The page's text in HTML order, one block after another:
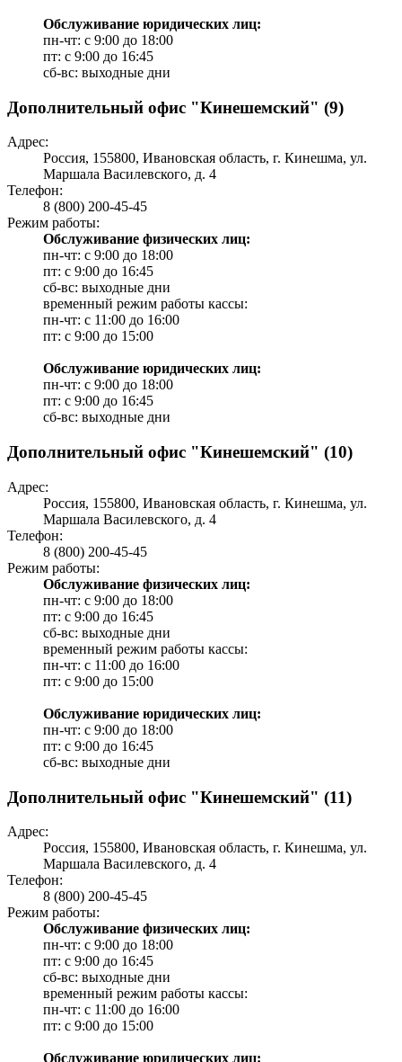
Обслуживание юридических лиц:
пн-чт: с 9:00 до 18:00
пт: с 9:00 до 16:45
сб-вс: выходные дни
Дополнительный офис "Кинешемский" (9)
Адрес:
Россия, 155800, Ивановская область, г. Кинешма, ул.
Маршала Василевского, д. 4
Телефон:
8 (800) 200-45-45
Режим работы:
Обслуживание физических лиц:
пн-чт: с 9:00 до 18:00
пт: с 9:00 до 16:45
сб-вс: выходные дни
временный режим работы кассы:
пн-чт: с 11:00 до 16:00
пт: с 9:00 до 15:00
Обслуживание юридических лиц:
пн-чт: с 9:00 до 18:00
пт: с 9:00 до 16:45
сб-вс: выходные дни
Дополнительный офис "Кинешемский" (10)
Адрес:
Россия, 155800, Ивановская область, г. Кинешма, ул.
Маршала Василевского, д. 4
Телефон:
8 (800) 200-45-45
Режим работы:
Обслуживание физических лиц:
пн-чт: с 9:00 до 18:00
пт: с 9:00 до 16:45
сб-вс: выходные дни
временный режим работы кассы:
пн-чт: с 11:00 до 16:00
пт: с 9:00 до 15:00
Обслуживание юридических лиц:
пн-чт: с 9:00 до 18:00
пт: с 9:00 до 16:45
сб-вс: выходные дни
Дополнительный офис "Кинешемский" (11)
Адрес:
Россия, 155800, Ивановская область, г. Кинешма, ул.
Маршала Василевского, д. 4
Телефон:
8 (800) 200-45-45
Режим работы:
Обслуживание физических лиц:
пн-чт: с 9:00 до 18:00
пт: с 9:00 до 16:45
сб-вс: выходные дни
временный режим работы кассы:
пн-чт: с 11:00 до 16:00
пт: с 9:00 до 15:00
Обслуживание юридических лиц: